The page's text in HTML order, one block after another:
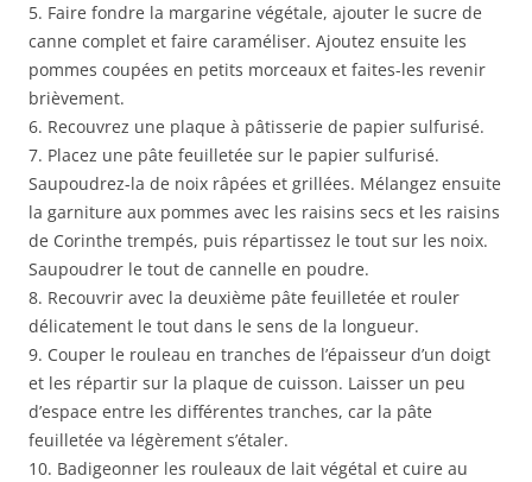
5. Faire fondre la margarine végétale, ajouter le sucre de
canne complet et faire caraméliser. Ajoutez ensuite les
pommes coupées en petits morceaux et faites-les revenir
brièvement.
6. Recouvrez une plaque à pâtisserie de papier sulfurisé.
7. Placez une pâte feuilletée sur le papier sulfurisé.
Saupoudrez-la de noix râpées et grillées. Mélangez ensuite
la garniture aux pommes avec les raisins secs et les raisins
de Corinthe trempés, puis répartissez le tout sur les noix.
Saupoudrer le tout de cannelle en poudre.
8. Recouvrir avec la deuxième pâte feuilletée et rouler
délicatement le tout dans le sens de la longueur.
9. Couper le rouleau en tranches de l’épaisseur d’un doigt
et les répartir sur la plaque de cuisson. Laisser un peu
d’espace entre les différentes tranches, car la pâte
feuilletée va légèrement s’étaler.
10. Badigeonner les rouleaux de lait végétal et cuire au